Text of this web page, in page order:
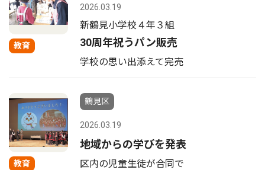
教育
2026.03.19
新鶴見小学校４年３組
30周年祝うパン販売
学校の思い出添えて完売
教育
鶴見区
2026.03.19
地域からの学びを発表
区内の児童生徒が合同で